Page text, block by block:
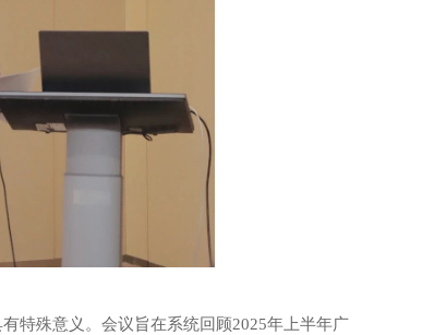
特殊意义。会议旨在系统回顾2025年上半年广